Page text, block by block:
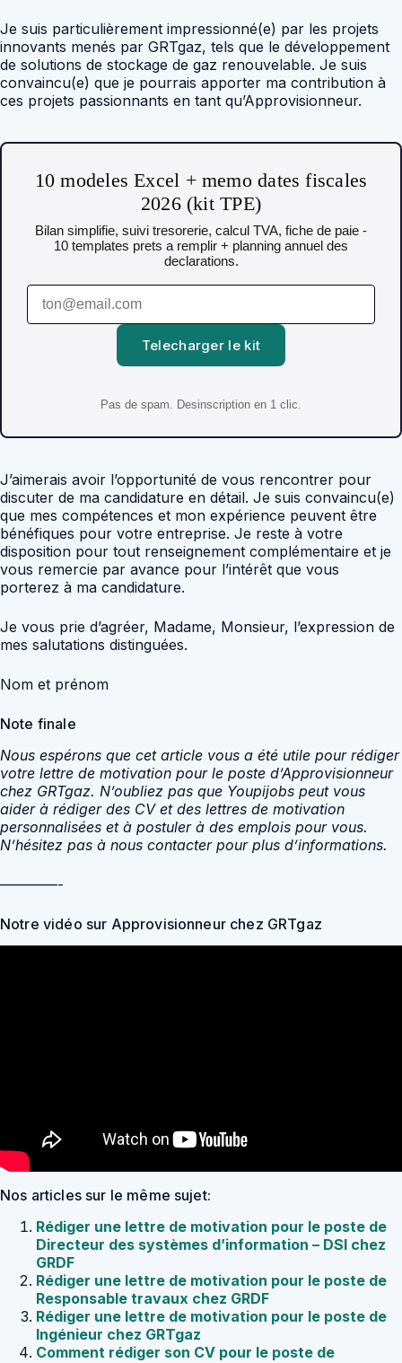
Je suis particulièrement impressionné(e) par les projets
innovants menés par GRTgaz, tels que le développement
de solutions de stockage de gaz renouvelable. Je suis
convaincu(e) que je pourrais apporter ma contribution à
ces projets passionnants en tant qu’Approvisionneur.
10 modeles Excel + memo dates fiscales
2026 (kit TPE)
Bilan simplifie, suivi tresorerie, calcul TVA, fiche de paie -
10 templates prets a remplir + planning annuel des
declarations.
Telecharger le kit
Pas de spam. Desinscription en 1 clic.
J’aimerais avoir l’opportunité de vous rencontrer pour
discuter de ma candidature en détail. Je suis convaincu(e)
que mes compétences et mon expérience peuvent être
bénéfiques pour votre entreprise. Je reste à votre
disposition pour tout renseignement complémentaire et je
vous remercie par avance pour l’intérêt que vous
porterez à ma candidature.
Je vous prie d’agréer, Madame, Monsieur, l’expression de
mes salutations distinguées.
Nom et prénom
Note finale
Nous espérons que cet article vous a été utile pour rédiger
votre lettre de motivation pour le poste d’Approvisionneur
chez GRTgaz. N’oubliez pas que Youpijobs peut vous
aider à rédiger des CV et des lettres de motivation
personnalisées et à postuler à des emplois pour vous.
N’hésitez pas à nous contacter pour plus d’informations.
————-
Notre vidéo sur Approvisionneur chez GRTgaz
Nos articles sur le même sujet:
Rédiger une lettre de motivation pour le poste de
Directeur des systèmes d’information – DSI chez
GRDF
Rédiger une lettre de motivation pour le poste de
Responsable travaux chez GRDF
Rédiger une lettre de motivation pour le poste de
Ingénieur chez GRTgaz
Comment rédiger son CV pour le poste de